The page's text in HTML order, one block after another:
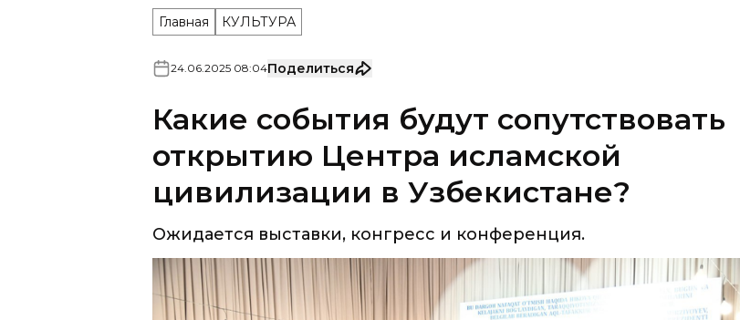
Главная КУЛЬТУРА
24 06 2025 08:04Поделиться
Какие события будут сопутствовать
открытию Центра исламской
цивилизации в Узбекистане?
Ожидается выставки, конгресс и конференция.